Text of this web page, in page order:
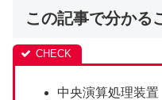
この記事で分かる
中央演算処理装